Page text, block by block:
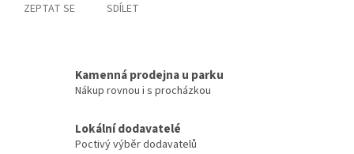
ZEPTAT SE SDÍLET
Kamenná prodejna u parku
Nákup rovnou i s procházkou
Lokální dodavatelé
Poctivý výběr dodavatelů